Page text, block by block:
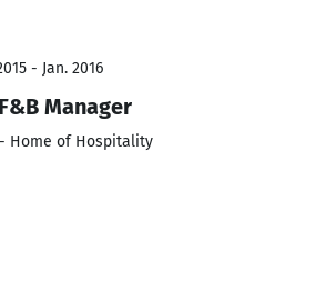
- Jan. 2016
Manager
Home of Hospitality